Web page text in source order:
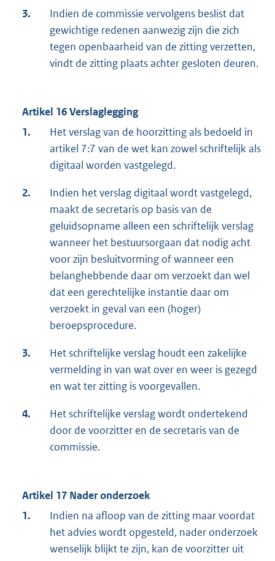
3.
Indien de commissie vervolgens beslist dat
gewichtige redenen aanwezig zijn die zich
tegen openbaarheid van de zitting verzetten,
vindt de zitting plaats achter gesloten deuren.
Artikel 16 Verslaglegging
1.
Het verslag van de hoorzitting als bedoeld in
artikel 7:7 van de wet kan zowel schriftelijk als
digitaal worden vastgelegd.
2.
Indien het verslag digitaal wordt vastgelegd,
maakt de secretaris op basis van de
geluidsopname alleen een schriftelijk verslag
wanneer het bestuursorgaan dat nodig acht
voor zijn besluitvorming of wanneer een
belanghebbende daar om verzoekt dan wel
dat een gerechtelijke instantie daar om
verzoekt in geval van een (hoger)
beroepsprocedure.
3.
Het schriftelijke verslag houdt een zakelijke
vermelding in van wat over en weer is gezegd
en wat ter zitting is voorgevallen.
4.
Het schriftelijke verslag wordt ondertekend
door de voorzitter en de secretaris van de
commissie.
Artikel 17 Nader onderzoek
1.
Indien na afloop van de zitting maar voordat
het advies wordt opgesteld, nader onderzoek
wenselijk blijkt te zijn, kan de voorzitter uit